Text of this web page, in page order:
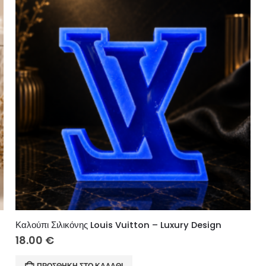
Καλούπι Σιλικόνης Louis Vuitton – Luxury Design
18.00 €